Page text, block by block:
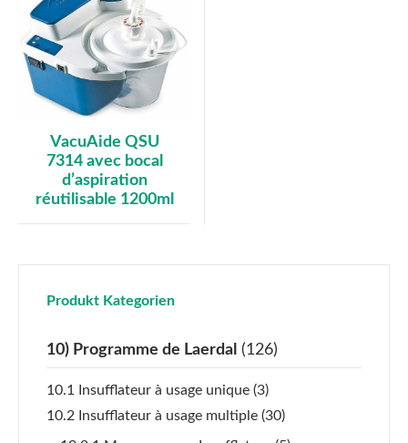
VacuAide QSU
7314 avec bocal
d’aspiration
réutilisable 1200ml
Produkt Kategorien
10) Programme de Laerdal (126)
10.1 Insufflateur à usage unique (3)
10.2 Insufflateur à usage multiple (30)